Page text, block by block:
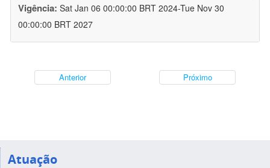
Vigência: Sat Jan 06 00:00:00 BRT 2024-Tue Nov 30
00:00:00 BRT 2027
Anterior Próximo
Atuação